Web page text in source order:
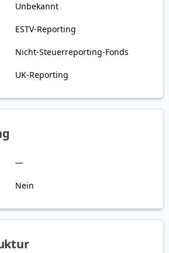
Unbekannt
ESTV-Reporting
Nicht-Steuerreporting-Fonds
UK-Reporting
—
Nein